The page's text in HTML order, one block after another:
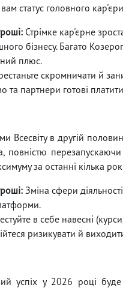
статус головного
Стрімке кар'єрне
бізнесу. Багато
плюс.
скромничати й
та партнери готові
Всесвіту в другій
повністю
за останні кілька
Зміна сфери
в себе навесні
ризикувати й
успіх у 2026 році